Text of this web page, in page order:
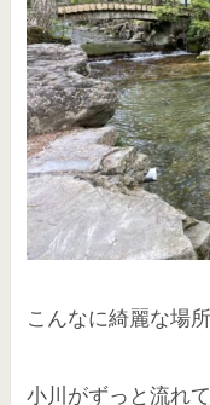
こんなに綺麗な場
小川がずっと流れ